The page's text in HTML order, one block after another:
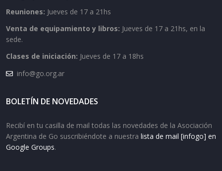
Reuniones: Jueves de 17 a 21hs
Venta de equipamiento y libros: Jueves de 17 a 21hs, en la
sede.
Clases de iniciación: Jueves de 17 a 18hs
info@go.org.ar
BOLETÍN DE NOVEDADES
Recibí en tu casilla de mail todas las novedades de la Asociación
Argentina de Go suscribiéndote a nuestra lista de mail [infogo] en
Google Groups.